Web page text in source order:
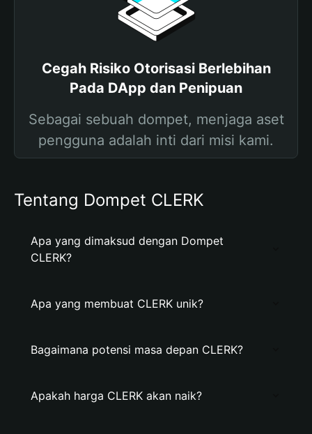
Cegah Risiko Otorisasi Berlebihan
Pada DApp dan Penipuan
Sebagai sebuah dompet, menjaga aset
pengguna adalah inti dari misi kami.
Tentang Dompet CLERK
Apa yang dimaksud dengan Dompet
CLERK?
Apa yang membuat CLERK unik?
Bagaimana potensi masa depan CLERK?
Apakah harga CLERK akan naik?